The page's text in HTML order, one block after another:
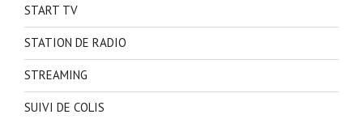
START TV
STATION DE RADIO
STREAMING
SUIVI DE COLIS